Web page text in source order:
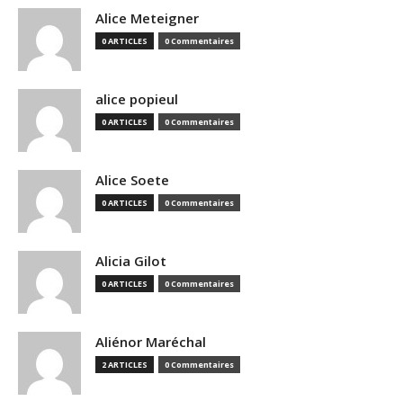
Alice Meteigner
0 ARTICLES 0 Commentaires
alice popieul
0 ARTICLES 0 Commentaires
Alice Soete
0 ARTICLES 0 Commentaires
Alicia Gilot
0 ARTICLES 0 Commentaires
Aliénor Maréchal
2 ARTICLES 0 Commentaires